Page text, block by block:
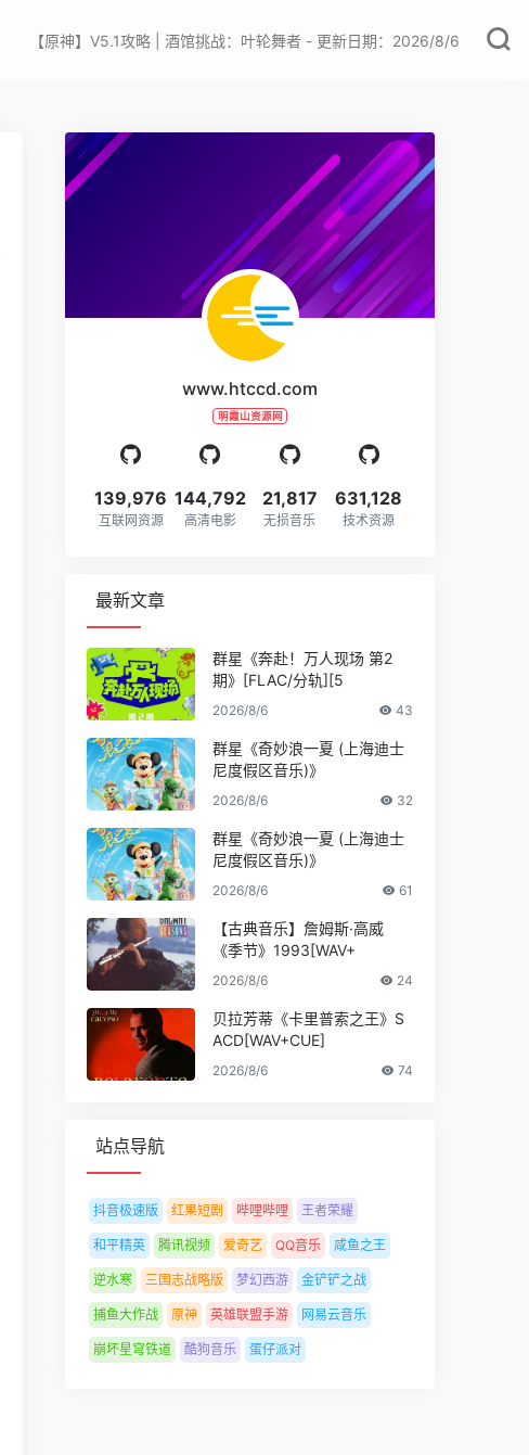
【原神】V5.1攻略 | 酒馆挑战：叶轮舞者 - 更新日期：2026/8/6
www.htccd.com
明霞山资源网
139,976
互联网资源
144,792
高清电影
21,817
无损音乐
631,128
技术资源
最新文章
群星《奔赴！万人现场 第2
期》[FLAC/分轨][5
2026/8/6 43
群星《奇妙浪一夏 (上海迪士
尼度假区音乐)》
2026/8/6 32
群星《奇妙浪一夏 (上海迪士
尼度假区音乐)》
2026/8/6 61
【古典音乐】詹姆斯·高威
《季节》1993[WAV+
2026/8/6 24
贝拉芳蒂《卡里普索之王》S
ACD[WAV+CUE]
2026/8/6 74
站点导航
抖音极速版 红果短剧 哔哩哔哩 王者荣耀
和平精英 腾讯视频 爱奇艺 QQ音乐 咸鱼之王
逆水寒 三国志战略版 梦幻西游 金铲铲之战
捕鱼大作战 原神 英雄联盟手游 网易云音乐
崩坏星穹铁道 酷狗音乐 蛋仔派对